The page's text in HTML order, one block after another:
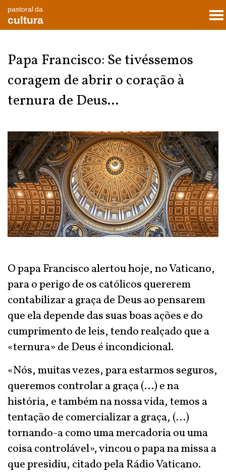
pastoral da
cultura
Papa Francisco: Se tivéssemos
coragem de abrir o coração à
ternura de Deus...
O papa Francisco alertou hoje, no Vaticano,
para o perigo de os católicos quererem
contabilizar a graça de Deus ao pensarem
que ela depende das suas boas ações e do
cumprimento de leis, tendo realçado que a
«ternura» de Deus é incondicional.
«Nós, muitas vezes, para estarmos seguros,
queremos controlar a graça (...) e na
história, e também na nossa vida, temos a
tentação de comercializar a graça, (...)
tornando-a como uma mercadoria ou uma
coisa controlável», vincou o papa na missa a
que presidiu, citado pela Rádio Vaticano.